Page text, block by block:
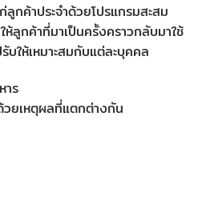
ลูกค้าประจำด้วยโปรแกรมสะสม
ลูกค้าที่มาเป็นครั้งคราวกลับมาใช้
บให้เหมาะสมกับแต่ละบุคคล
าร
วยเหตุผลที่แตกต่างกัน